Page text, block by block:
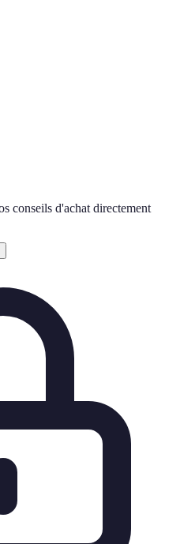
conseils d'achat directement